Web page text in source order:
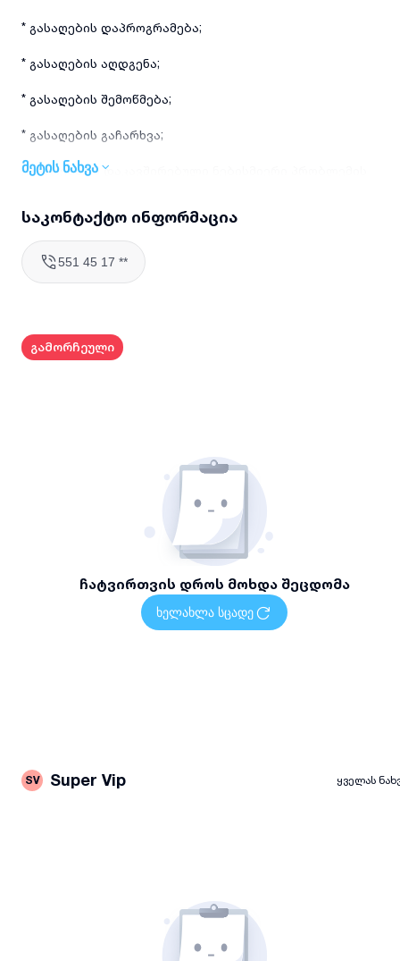
* გასაღების დაპროგრამება;
* გასაღების აღდგენა;
* გასაღების შემოწმება;
* გასაღების გაჩარხვა;
გასაღებთან დაკავშირებული ნებისმიერი პრობლემის
მომსახურებას მიიღებთ სწრაფად, პროფესიონალურად და
საიმედოდ!
დეტალური ინფორმაციისთვის დამიკავშირდით.
მეტის ნახვა
საკონტაქტო ინფორმაცია
551 45 17 **
გამორჩეული
ჩატვირთვის დროს მოხდა შეცდომა
ხელახლა სცადე
SV Super Vip ყველას